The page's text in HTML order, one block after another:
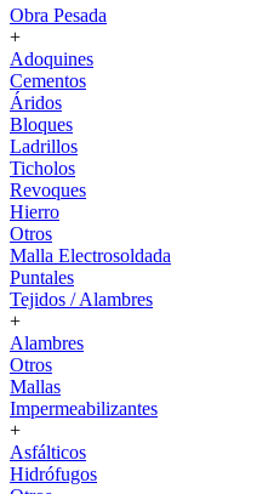
Obra Pesada
+
Adoquines
Cementos
Áridos
Bloques
Ladrillos
Ticholos
Revoques
Hierro
Otros
Malla Electrosoldada
Puntales
Tejidos / Alambres
+
Alambres
Otros
Mallas
Impermeabilizantes
+
Asfálticos
Hidrófugos